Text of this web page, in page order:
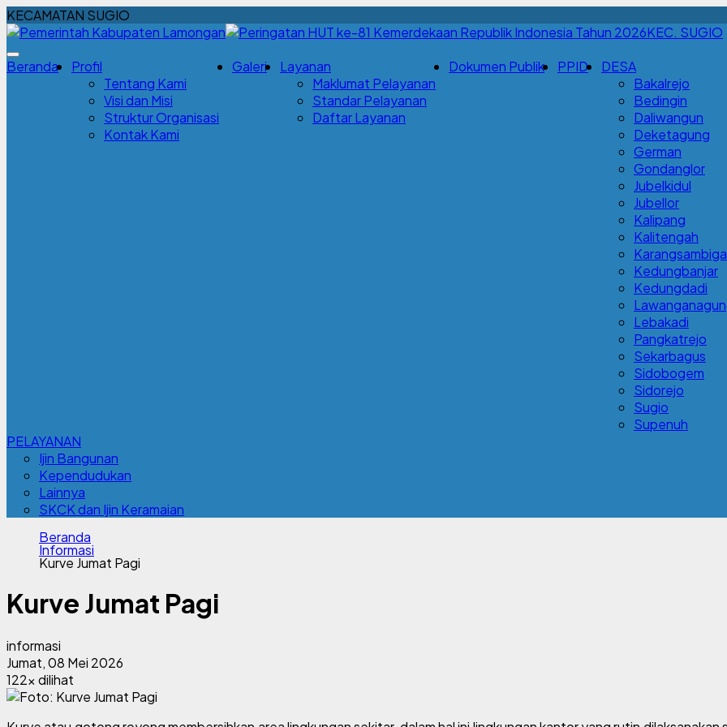
KECAMATAN SUGIO
KEC. SUGIO
Beranda
Profil
Tentang Kami
Visi dan Misi
Struktur Organisasi
Kontak Kami
Galeri
Layanan
Maklumat Pelayanan
Standar Pelayanan
Daftar Layanan
Dokumen Publik PPID
DESA
Bakalrejo
Bedingin
Daliwangun
Deketagung
German
Gondanglor
Jubelkidul
Jubellor
Kalipang
Kalitengah
Kedungbanjar
Kedungdadi
Lebakadi
Pangkatrejo
Sekarbagus
Sidobogem
Sidorejo
Sugio
Supenuh
PELAYANAN
Ijin Bangunan
Kependudukan
Lainnya
SKCK dan Ijin Keramaian
Beranda
Informasi
Kurve Jumat Pagi
Kurve Jumat Pagi
informasi
Jumat, 08 Mei 2026
122x dilihat